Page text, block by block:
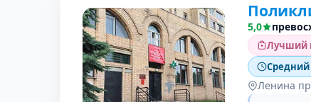
5,0
Лучший
Средний
Ленина